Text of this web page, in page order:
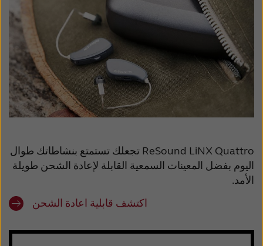
ReSound LiNX Quattro تجعلك تستمتع
بنشاطاتك طوال
اليوم بفضل المعينات السمعية القابلة لإعادة الشحن طويلة
الأمد.
اكتشف قابلية اعادة الشحن